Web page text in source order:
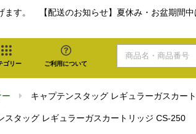
ます。 【配送のお知らせ】夏休み・お盆期間
ゴリー ご利用について
キャプテンスタッグ レギュラーガスカー
スタッグ レギュラーガスカートリッジ CS-250